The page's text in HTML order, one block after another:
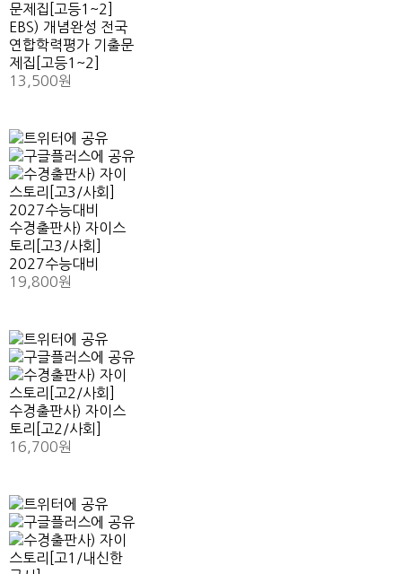
EBS) 개념완성 전국
연합학력평가 기출문
제집[고등1~2]
13,500원
수경출판사) 자이스
토리[고3/사회]
2027수능대비
19,800원
수경출판사) 자이스
토리[고2/사회]
16,700원